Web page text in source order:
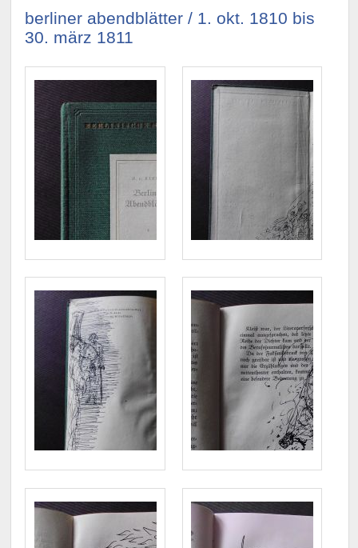
berliner abendblätter / 1. okt. 1810 bis
30. märz 1811